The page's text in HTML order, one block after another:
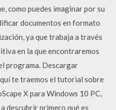
como puedes imaginar por su
documentos en formato
ya que trabaja a través
en la que encontraremos
programa. Descargar
te traemos el tutorial sobre
X para Windows 10 PC,
descubrir primero qué es